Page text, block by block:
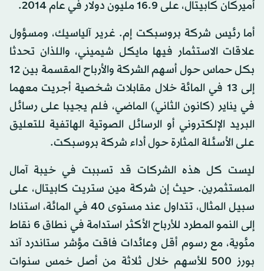
أميركان كابيتال، على 16.9 مليون دولار في عام 2014.
أما رئيس شركة بروسبكت إم. غرير آلياسيك، ومسؤول
علاقات الاستثمار فيها مايكل شيميني، واللذان تحدثا
بكل حماس حول أسهم الشركة والأرباح المقسمة بين 12
إلى 13 في المائة خلال مقابلات شخصية أجريت معهما
في يناير (كانون الثاني) الماضي، فلم يجيبا على رسائل
البريد الإلكتروني أو الرسائل الصوتية الهاتفية للتعليق
على الأسئلة المثارة حول أداء شركة بروسبكت.
ليست كل هذه الشركات قد تسببت في خيبة آمال
المستثمرين. حيث إن شركة مين ستريت كابيتال، على
سبيل المثال، تتداول عند مستوى 40 في المائة، استنادا
إلى النمو المطرد للأرباح الأكثر استدامة في نطاق 6 نقاط
مئوية، مع رسوم أقل وعائدات فاقت مؤشر ستاندرد آند
بورز 500 للأسهم خلال ثلاثة من أصل خمس سنوات